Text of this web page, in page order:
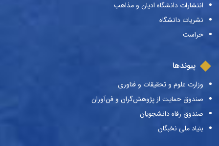
انتشارات دانشگاه ادیان و مذاهب
نشریات دانشگاه
حراست
پیوندها
وزارت علوم و تحقیقات و فناوری
صندوق حمایت از پژوهش‌گران و فن‌آوران
صندوق رفاه دانشجویان
بنیاد ملی نخبگان